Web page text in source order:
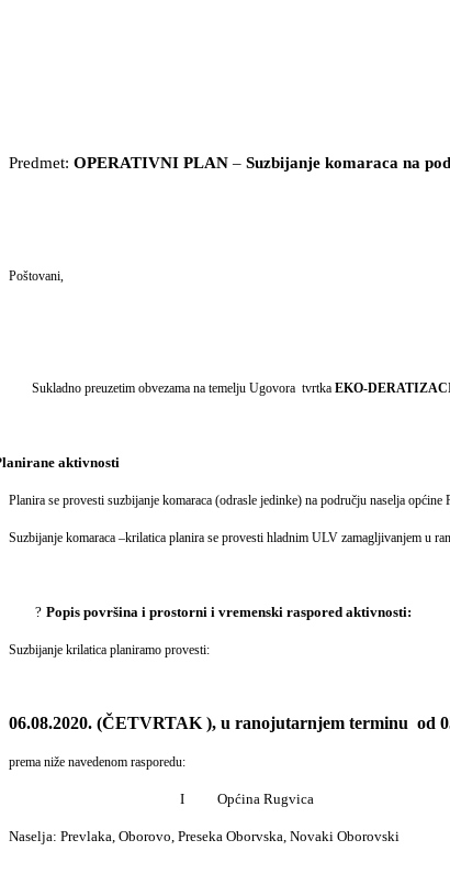
Predmet: OPERATIVNI PLAN – Suzbijanje komaraca na
Poštovani,
Sukladno preuzetim obvezama na temelju Ugovora tvrtka EKO-
aktivnosti
Planira se provesti suzbijanje komaraca (odrasle jedinke) na području naselja općine
Suzbijanje komaraca –krilatica planira se provesti hladnim ULV zamagljivanjem u
? Popis površina i prostorni i vremenski raspored aktivnosti:
Suzbijanje krilatica planiramo provesti:
06.08.2020. (ČETVRTAK ), u ranojutarnjem terminu od
prema niže navedenom rasporedu:
I Općina Rugvica
Naselja: Prevlaka, Oborovo, Preseka Oborvska, Novaki Oborovski